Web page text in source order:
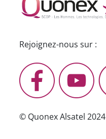
Rejoignez-nous sur :
© Quonex Alsatel 2024